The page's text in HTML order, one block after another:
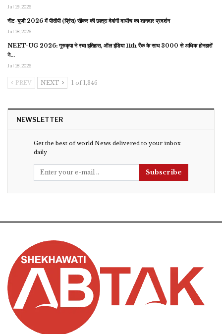
Jul 19, 2026
नीट-यूजी 2026 में पीसीपी (प्रिंस) सीकर की छात्रा देवांगी दाधीच का शानदार प्रदर्शन
Jul 18, 2026
NEET-UG 2026: गुरुकृपा ने रचा इतिहास, ऑल इंडिया 11th रैंक के साथ 3000 से अधिक होनहारों
ने…
Jul 18, 2026
PREV NEXT 1 of 1,346
NEWSLETTER
Get the best of world News delivered to your inbox
daily
Subscribe